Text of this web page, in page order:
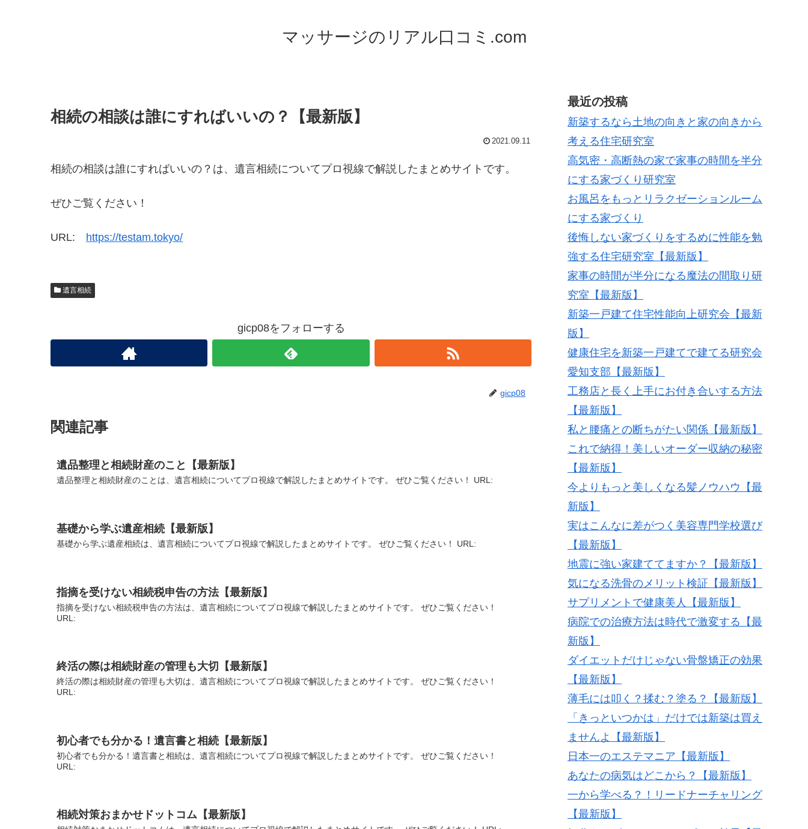
マッサージのリアル口コミ.com
相続の相談は誰にすればいいの？【最新版】
2021.09.11
相続の相談は誰にすればいいの？は、遺言相続についてプロ視線で解説したまとめサイトです。
ぜひご覧ください！
URL: https://testam.tokyo/
遺言相続
gicp08をフォローする
gicp08
関連記事
遺品整理と相続財産のこと【最新版】
遺品整理と相続財産のことは、遺言相続についてプロ視線で解説したまとめサイトです。 ぜひご覧ください！ URL:
基礎から学ぶ遺産相続【最新版】
基礎から学ぶ遺産相続は、遺言相続についてプロ視線で解説したまとめサイトです。 ぜひご覧ください！ URL:
指摘を受けない相続税申告の方法【最新版】
指摘を受けない相続税申告の方法は、遺言相続についてプロ視線で解説したまとめサイトです。 ぜひご覧ください！
URL:
終活の際は相続財産の管理も大切【最新版】
終活の際は相続財産の管理も大切は、遺言相続についてプロ視線で解説したまとめサイトです。 ぜひご覧ください！
URL:
初心者でも分かる！遺言書と相続【最新版】
初心者でも分かる！遺言書と相続は、遺言相続についてプロ視線で解説したまとめサイトです。 ぜひご覧ください！
URL:
相続対策おまかせドットコム【最新版】
最近の投稿
新築するなら土地の向きと家の向きから
考える住宅研究室
高気密・高断熱の家で家事の時間を半分
にする家づくり研究室
お風呂をもっとリラクゼーションルーム
にする家づくり
後悔しない家づくりをするめに性能を勉
強する住宅研究室【最新版】
家事の時間が半分になる魔法の間取り研
究室【最新版】
新築一戸建て住宅性能向上研究会【最新
版】
健康住宅を新築一戸建てで建てる研究会
愛知支部【最新版】
工務店と長く上手にお付き合いする方法
【最新版】
私と腰痛との断ちがたい関係【最新版】
これで納得！美しいオーダー収納の秘密
【最新版】
今よりもっと美しくなる髪ノウハウ【最
新版】
実はこんなに差がつく美容専門学校選び
【最新版】
地震に強い家建ててますか？【最新版】
気になる洗骨のメリット検証【最新版】
サプリメントで健康美人【最新版】
病院での治療方法は時代で激変する【最
新版】
ダイエットだけじゃない骨盤矯正の効果
【最新版】
薄毛には叩く？揉む？塗る？【最新版】
「きっといつかは」だけでは新築は買え
ませんよ【最新版】
日本一のエステマニア【最新版】
あなたの病気はどこから？【最新版】
一から学べる？！リードナーチャリング
【最新版】